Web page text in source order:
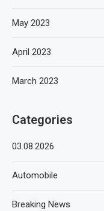
May 2023
April 2023
March 2023
Categories
03.08.2026
Automobile
Breaking News